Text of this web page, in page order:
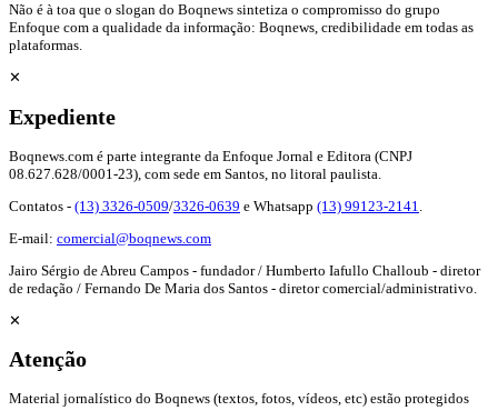
Não é à toa que o slogan do Boqnews sintetiza o compromisso do grupo
Enfoque com a qualidade da informação: Boqnews, credibilidade em todas as
plataformas.
✕
Expediente
Boqnews.com é parte integrante da Enfoque Jornal e Editora (CNPJ
08.627.628/0001-23), com sede em Santos, no litoral paulista.
Contatos - (13) 3326-0509/3326-0639 e Whatsapp (13) 99123-2141
E-mail: comercial@boqnews.com
Jairo Sérgio de Abreu Campos - fundador / Humberto Iafullo Challoub - diretor
de redação / Fernando De Maria dos Santos - diretor comercial/administrativo.
✕
Atenção
Material jornalístico do Boqnews (textos, fotos, vídeos, etc) estão protegidos